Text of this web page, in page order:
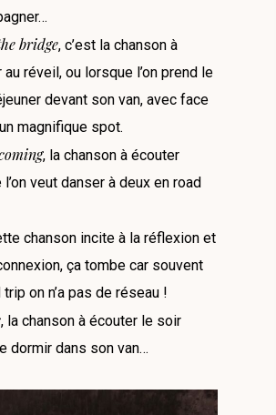
bridge, c’est la chanson à
réveil, ou lorsque l’on prend le
devant son van, avec face
magnifique spot.
, la chanson à écouter
l’on veut danser à deux en road
chanson incite à la réflexion et
ça tombe car souvent
on n’a pas de réseau !
, la chanson à écouter le soir
dormir dans son van…